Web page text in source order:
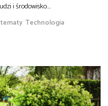
i środowisko….
Technologia